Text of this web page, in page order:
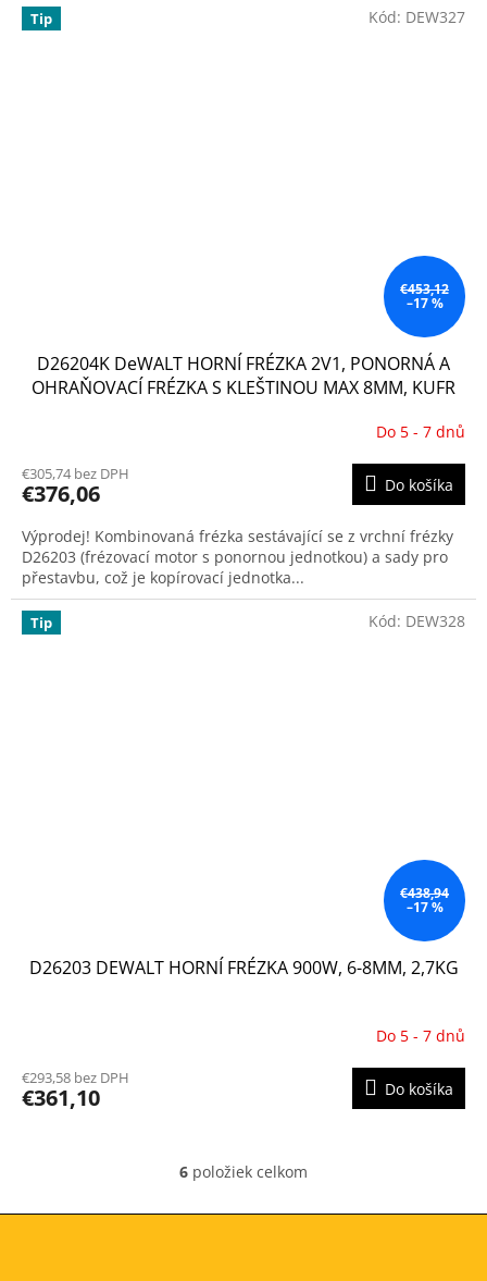
Tip
€453,12
–17 %
D26204K DeWALT HORNÍ FRÉZKA 2V1, PONORNÁ A
OHRAŇOVACÍ FRÉZKA S KLEŠTINOU MAX 8MM, KUFR
produktu
je
z
5
hviezdičiek.
Do 5 - 7 dnů
€305,74 bez DPH
€376,06 Do košíka
Výprodej! Kombinovaná frézka sestávající se z vrchní frézky
D26203 (frézovací motor s ponornou jednotkou) a sady pro
přestavbu, což je kopírovací jednotka...
Kód: DEW327
Tip
€438,94
–17 %
D26203 DEWALT HORNÍ FRÉZKA 900W, 6-8MM, 2,7KG
produktu
je
Do 5 - 7 dnů
€293,58 bez DPH
€361,10 Do košíka
Kód: DEW328
O
l
6 položiek celkom
Z